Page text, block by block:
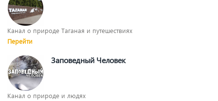
Канал о природе Таганая и путешествиях
Перейти
Заповедный Человек
Канал о природе и людях